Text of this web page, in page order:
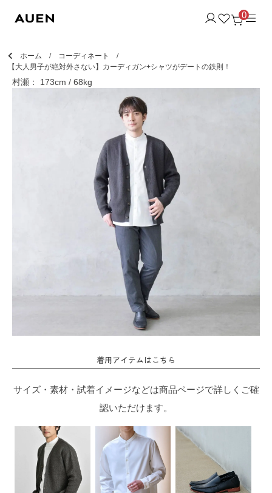
0
ホーム
コーディネート
【大人男子が絶対外さない】カーディガン+シャツがデートの鉄則！
村瀬： 173cm / 68kg
着用アイテムはこちら
サイズ・素材・試着イメージなどは商品ページで詳しくご確
認いただけます。